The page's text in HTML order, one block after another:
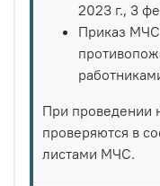
2023 г., 3
Приказ
При проведении
проверяются в
листами МЧС.